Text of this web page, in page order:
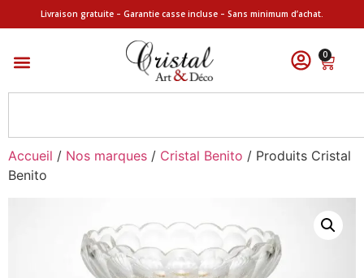
Livraison gratuite – Garantie casse incluse – Sans minimum d’achat.
0
Accueil / Nos marques / Cristal Benito / Produits Cristal
Benito